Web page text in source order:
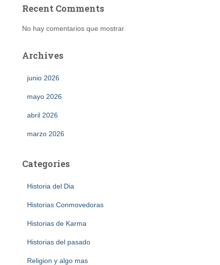
Recent Comments
No hay comentarios que mostrar.
Archives
junio 2026
mayo 2026
abril 2026
marzo 2026
Categories
Historia del Dia
Historias Conmovedoras
Historias de Karma
Historias del pasado
Religion y algo mas